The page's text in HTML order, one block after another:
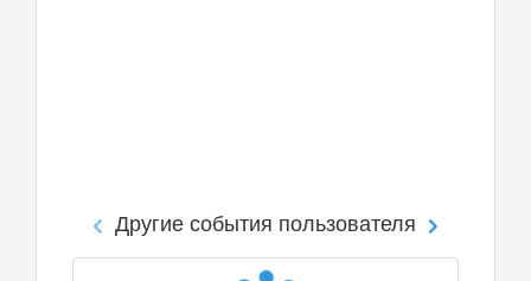
Другие события пользователя